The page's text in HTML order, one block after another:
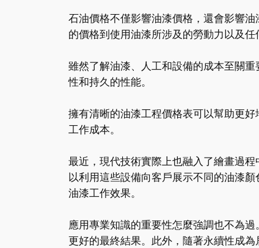
石油價格不僅影響油漆價格，還會影響
的價格到使用油漆所涉及的勞動力以及任
雖然了解油漆、人工和設備的成本至關
性和持久的性能。
擁有清晰的油漆工程價格表可以幫助更
工作成本。
最近，現代技術實際上也融入了繪畫過
以利用這些設備向客戶展示不同的油漆
油漆工作效果。
應用專業知識的重要性怎麼強調也不為
更好的最終結果。此外，隨著永續性成